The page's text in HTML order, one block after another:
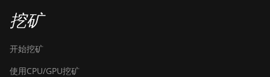
挖矿
开始挖矿
使用CPU/GPU挖矿